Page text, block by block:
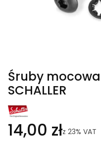
Śruby
SCHALLER
14,00 złz 23% VAT